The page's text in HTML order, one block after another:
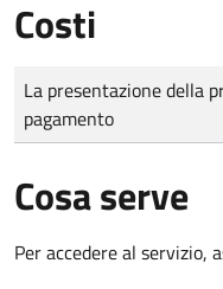
Costi
Tipo di pagamento
Importo
La presentazione della
pagamento
Cosa serve
Per accedere al servizio,